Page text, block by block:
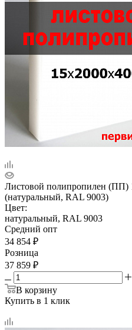
Листовой полипропилен (ПП)
(натуральный, RAL 9003)
Цвет:
натуральный, RAL 9003
Средний опт
34 854 ₽
Розница
37 859 ₽
В корзину
Купить в 1 клик